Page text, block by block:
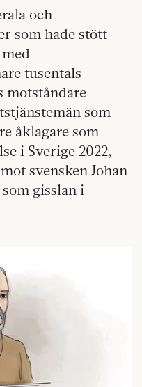
och
som hade stött
tusentals
motståndare
som
åklagare som
i Sverige 2022,
svensken Johan
gisslan i